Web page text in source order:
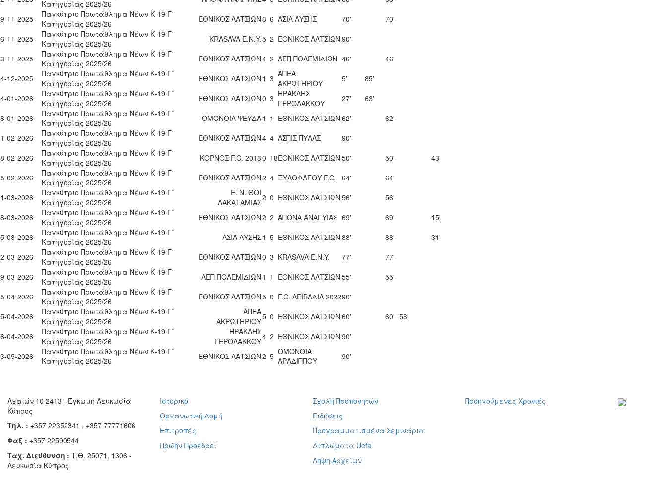
Κατηγορίας 2025/26
11-2025
Παγκύπριο Πρωτάθλημα Νέων Κ-19 Γ΄
Κατηγορίας 2025/26
ΕΘΝΙΚΟΣ ΛΑΤΣΙΩΝ3 6 ΑΣΙΛ ΛΥΣΗΣ 70'
70'
11-2025
Παγκύπριο Πρωτάθλημα Νέων Κ-19 Γ΄
Κατηγορίας 2025/26
KRASAVA Ε.Ν.Y.5 2 ΕΘΝΙΚΟΣ ΛΑΤΣΙΩΝ 90'
11-2025
Παγκύπριο Πρωτάθλημα Νέων Κ-19 Γ΄
Κατηγορίας 2025/26
ΕΘΝΙΚΟΣ ΛΑΤΣΙΩΝ4 2 ΑΕΠ ΠΟΛΕΜΙΔΙΩΝ 46'
46'
12-2025
Παγκύπριο Πρωτάθλημα Νέων Κ-19 Γ΄
Κατηγορίας 2025/26
ΕΘΝΙΚΟΣ ΛΑΤΣΙΩΝ 1 3 ΑΠΕΑ
ΑΚΡΩΤΗΡΙΟΥ
5'
85'
01-2026
Παγκύπριο Πρωτάθλημα Νέων Κ-19 Γ΄
Κατηγορίας 2025/26
ΕΘΝΙΚΟΣ ΛΑΤΣΙΩΝ0 3 ΗΡΑΚΛΗΣ
ΓΕΡΟΛΑΚΚΟΥ
27'
63'
01-2026
Παγκύπριο Πρωτάθλημα Νέων Κ-19 Γ΄
Κατηγορίας 2025/26
ΟΜΟΝΟΙΑ ΨΕΥΔΑ1 1 ΕΘΝΙΚΟΣ ΛΑΤΣΙΩΝ 62'
62'
02-2026
Παγκύπριο Πρωτάθλημα Νέων Κ-19 Γ΄
Κατηγορίας 2025/26
ΕΘΝΙΚΟΣ ΛΑΤΣΙΩΝ4 4 ΑΣΠΙΣ ΠΥΛΑΣ
90'
02-2026
Παγκύπριο Πρωτάθλημα Νέων Κ-19 Γ΄
Κατηγορίας 2025/26
ΚΟΡΝΟΣ F.C. 20130 18ΕΘΝΙΚΟΣ ΛΑΤΣΙΩΝ 50' 50'
43'
02-2026
Παγκύπριο Πρωτάθλημα Νέων Κ-19 Γ΄
Κατηγορίας 2025/26
ΕΘΝΙΚΟΣ ΛΑΤΣΙΩΝ2 4 ΞΥΛΟΦΑΓΟΥ F.C. 64'
64'
03-2026
Παγκύπριο Πρωτάθλημα Νέων Κ-19 Γ΄
Κατηγορίας 2025/26
Ε. Ν. ΘΟΙ
ΛΑΚΑΤΑΜΙΑΣ2 0 ΕΘΝΙΚΟΣ ΛΑΤΣΙΩΝ 56'
56'
03-2026
Παγκύπριο Πρωτάθλημα Νέων Κ-19 Γ΄
Κατηγορίας 2025/26
ΕΘΝΙΚΟΣ ΛΑΤΣΙΩΝ2 2 ΑΠΟΝΑ ΑΝΑΓΥΙΑΣ 69' 69'
15'
03-2026
Παγκύπριο Πρωτάθλημα Νέων Κ-19 Γ΄
Κατηγορίας 2025/26
ΑΣΙΛ ΛΥΣΗΣ1 5 ΕΘΝΙΚΟΣ ΛΑΤΣΙΩΝ 88' 88'
31'
03-2026
Παγκύπριο Πρωτάθλημα Νέων Κ-19 Γ΄
Κατηγορίας 2025/26
ΕΘΝΙΚΟΣ ΛΑΤΣΙΩΝ0 3 KRASAVA Ε.Ν.Y. 77'
77'
03-2026
Παγκύπριο Πρωτάθλημα Νέων Κ-19 Γ΄
Κατηγορίας 2025/26
ΑΕΠ ΠΟΛΕΜΙΔΙΩΝ 1 1 ΕΘΝΙΚΟΣ ΛΑΤΣΙΩΝ 55'
55'
04-2026
Παγκύπριο Πρωτάθλημα Νέων Κ-19 Γ΄
Κατηγορίας 2025/26
ΕΘΝΙΚΟΣ ΛΑΤΣΙΩΝ5 0 F.C. ΛΕΙΒΑΔΙΑ 202290'
04-2026
Παγκύπριο Πρωτάθλημα Νέων Κ-19 Γ΄
Κατηγορίας 2025/26
ΑΠΕΑ
ΑΚΡΩΤΗΡΙΟΥ5 0 ΕΘΝΙΚΟΣ ΛΑΤΣΙΩΝ 60' 60' 58'
04-2026
Παγκύπριο Πρωτάθλημα Νέων Κ-19 Γ΄
Κατηγορίας 2025/26
ΗΡΑΚΛΗΣ
ΓΕΡΟΛΑΚΚΟΥ4 2 ΕΘΝΙΚΟΣ ΛΑΤΣΙΩΝ 90'
05-2026
Παγκύπριο Πρωτάθλημα Νέων Κ-19 Γ΄
Κατηγορίας 2025/26
ΕΘΝΙΚΟΣ ΛΑΤΣΙΩΝ2 5 ΟΜΟΝΟΙΑ
ΑΡΑΔΙΠΠΟΥ
90'
Αχαιών 10 2413 - Έγκωμη Λευκωσία
Κύπρος
Τηλ. : +357 22352341 , +357 77771606
Φαξ : +357 22590544
Ταχ. Διεύθυνση : Τ.Θ. 25071, 1306 -
Λευκωσία Κύπρος
Ιστορικό
Οργανωτική Δομή
Επιτροπές
Πρώην Προέδροι
Σχολή Προπονητών
Ειδήσεις
Προγραμματισμένα Σεμινάρια
Διπλώματα Uefa
Ληψη Αρχείων
Προηγούμενες Χρονιές